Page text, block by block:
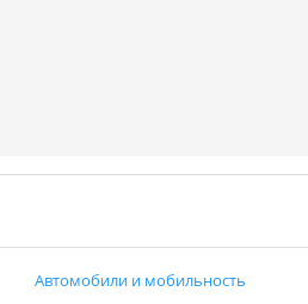
Автомобили и мобильность